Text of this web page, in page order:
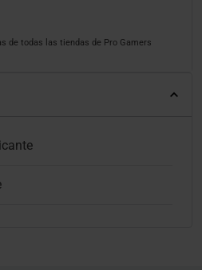
de todas las tiendas de Pro Gamers